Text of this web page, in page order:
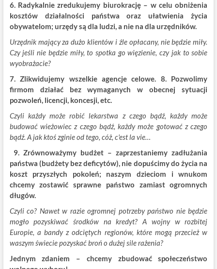
6. Radykalnie zredukujemy biurokrację – w celu obniżenia
kosztów działalności państwa oraz ułatwienia życia
obywatelom; urzędy są dla ludzi, a nie na dla urzędników.
Urzędnik mający za dużo klientów i źle opłacany, nie będzie miły.
Czy jeśli nie będzie miły, to spotka go więzienie, czy jak to sobie
wyobrażacie?
7. Zlikwidujemy wszelkie agencje celowe. 8. Pozwolimy
firmom działać bez wymaganych w obecnej sytuacji
pozwoleń, licencji, koncesji, etc.
Czyli każdy może robić lekarstwa z czego bądź, każdy może
budować wieżowiec z czego bądź, każdy może gotować z czego
bądź. A jak ktoś zginie od tego, cóż, c'est la vie…
9. Zrównoważymy budżet – zaprzestaniemy zadłużania
państwa (budżety bez deficytów), nie dopuścimy do życia na
koszt przyszłych pokoleń; naszym dzieciom i wnukom
chcemy zostawić sprawne państwo zamiast ogromnych
długów.
Czyli co? Nawet w razie ogromnej potrzeby państwo nie będzie
mogło pozyskiwać środków na kredyt? A wojny w rozbitej
Europie, a bandy z odciętych regionów, które mogą przecież w
waszym świecie pozyskać broń o dużej sile rażenia?
Jednym zdaniem – chcemy zbudować społeczeństwo